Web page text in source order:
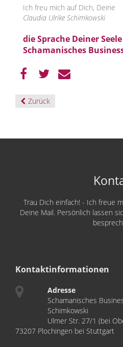
Ich freu mich auf Dich, Deine
Claudia Ulrike Schimkowski
die Sprache Deiner Seele
Schamanisches
Zurück
Trau Dich einfach! - Ich freue
Deine Mail. Persönlich lassen
Kontaktinformationen
Adresse
Schamanisches
Schimkowski
Ulmer Str. 27/1 (bei
73207 Plochingen bei Stuttgart